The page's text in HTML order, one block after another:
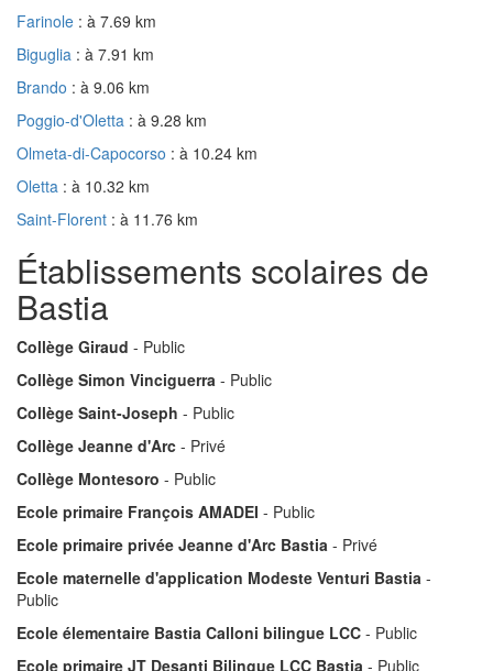
Farinole : à 7.69 km
Biguglia : à 7.91 km
Brando : à 9.06 km
Poggio-d'Oletta : à 9.28 km
Olmeta-di-Capocorso : à 10.24 km
Oletta : à 10.32 km
Saint-Florent : à 11.76 km
Établissements scolaires de
Bastia
Collège Giraud - Public
Collège Simon Vinciguerra - Public
Collège Saint-Joseph - Public
Collège Jeanne d'Arc - Privé
Collège Montesoro - Public
Ecole primaire François AMADEI - Public
Ecole primaire privée Jeanne d'Arc Bastia - Privé
Ecole maternelle d'application Modeste Venturi Bastia -
Public
Ecole élementaire Bastia Calloni bilingue LCC - Public
Ecole primaire JT Desanti Bilingue LCC Bastia - Public